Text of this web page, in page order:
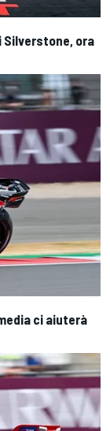
Silverstone, ora
ci aiuterà